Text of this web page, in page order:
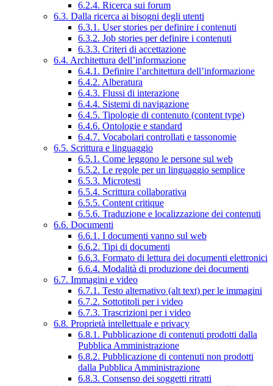
6.2.4. Ricerca sui forum
6.3. Dalla ricerca ai bisogni degli utenti
6.3.1. User stories per definire i contenuti
6.3.2. Job stories per definire i contenuti
6.3.3. Criteri di accettazione
6.4. Architettura dell’informazione
6.4.1. Definire l’architettura dell’informazione
6.4.2. Alberatura
6.4.3. Flussi di interazione
6.4.4. Sistemi di navigazione
6.4.5. Tipologie di contenuto (content type)
6.4.6. Ontologie e standard
6.4.7. Vocabolari controllati e tassonomie
6.5. Scrittura e linguaggio
6.5.1. Come leggono le persone sul web
6.5.2. Le regole per un linguaggio semplice
6.5.3. Microtesti
6.5.4. Scrittura collaborativa
6.5.5. Content critique
6.5.6. Traduzione e localizzazione dei contenuti
6.6. Documenti
6.6.1. I documenti vanno sul web
6.6.2. Tipi di documenti
6.6.3. Formato di lettura dei documenti elettronici
6.6.4. Modalità di produzione dei documenti
6.7. Immagini e video
6.7.1. Testo alternativo (alt text) per le immagini
6.7.2. Sottotitoli per i video
6.7.3. Trascrizioni per i video
6.8. Proprietà intellettuale e privacy
6.8.1. Pubblicazione di contenuti prodotti dalla
Pubblica Amministrazione
6.8.2. Pubblicazione di contenuti non prodotti
dalla Pubblica Amministrazione
6.8.3. Consenso dei soggetti ritratti